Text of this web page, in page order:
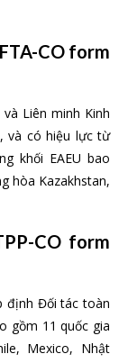
CO form
Liên minh Kinh
và có hiệu lực từ
khối EAEU bao
hòa Kazakhstan,
CO form
định Đối tác toàn
gồm 11 quốc gia
Mexico, Nhật